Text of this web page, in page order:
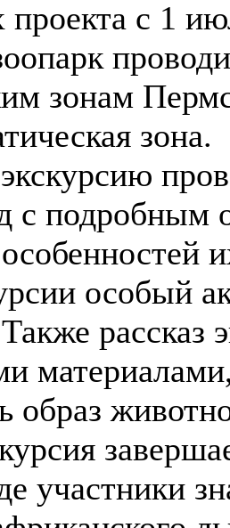
с 1
зонам
зона.
с подробным
особый
рассказ
образ
участники